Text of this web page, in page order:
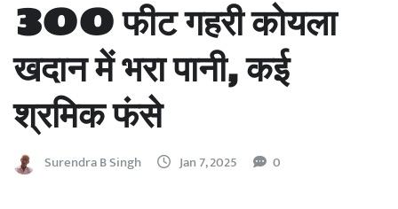
300 फीट गहरी कोयला
खदान में भरा पानी, कई
श्रमिक फंसे
Surendra B Singh Jan 7, 2025 0